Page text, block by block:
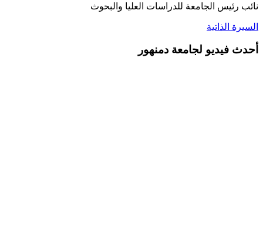
نائب رئيس الجامعة للدراسات العليا والبحوث
السيرة الذاتية
أحدث فيديو لجامعة دمنهور